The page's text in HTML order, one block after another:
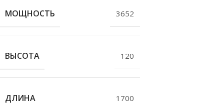
МОЩНОСТЬ 3652
ВЫСОТА 120
ДЛИНА 1700